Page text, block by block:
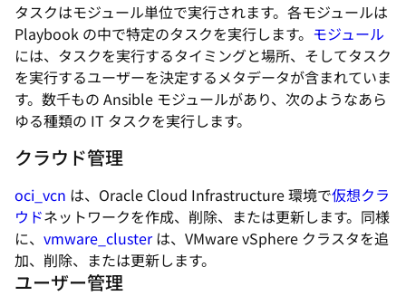
タスクはモジュール単位で実行されます。各モジュールは
Playbook の中で特定のタスクを実行します。 モジュール
には、タスクを実行するタイミングと場所、そしてタスク
を実行するユーザーを決定するメタデータが含まれていま
す。数千もの Ansible モジュールがあり、次のようなあら
ゆる種類の IT タスクを実行します。
クラウド管理
oci_vcn は、Oracle Cloud Infrastructure 環境で仮想クラ
ウドネットワークを作成、削除、または更新します。同様
に、 vmware_clusterは、VMware vSphere クラスタを追
加、削除、または更新します。
ユーザー管理